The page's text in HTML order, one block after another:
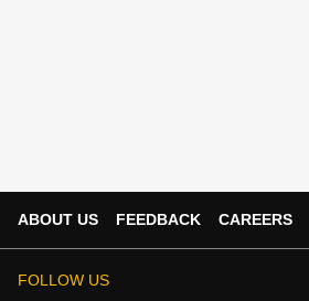
ABOUT US FEEDBACK CAREERS
FOLLOW US